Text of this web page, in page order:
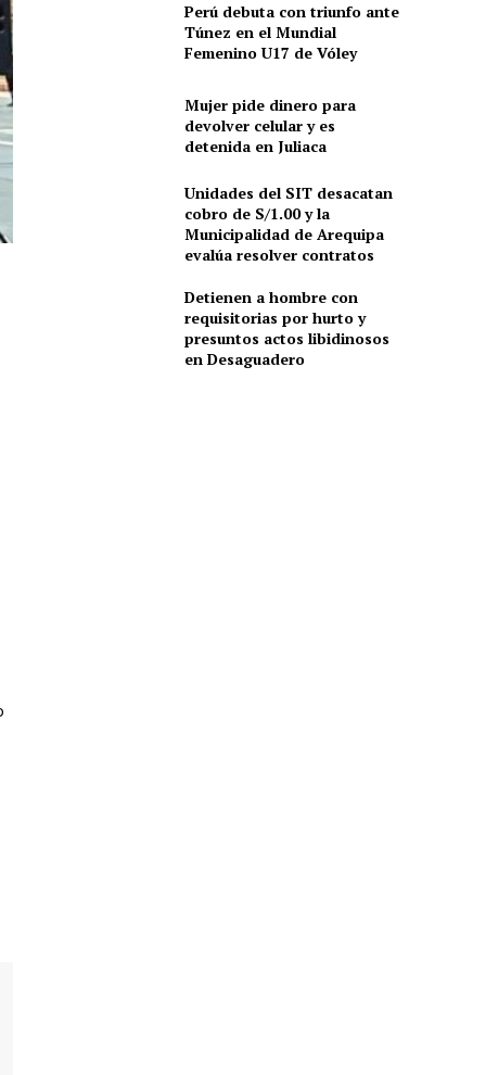
Perú debuta con triunfo ante
Túnez en el Mundial
Femenino U17 de Vóley
Mujer pide dinero para
devolver celular y es
detenida en Juliaca
Unidades del SIT desacatan
cobro de S/1.00 y la
Municipalidad de Arequipa
evalúa resolver contratos
Detienen a hombre con
requisitorias por hurto y
presuntos actos libidinosos
en Desaguadero